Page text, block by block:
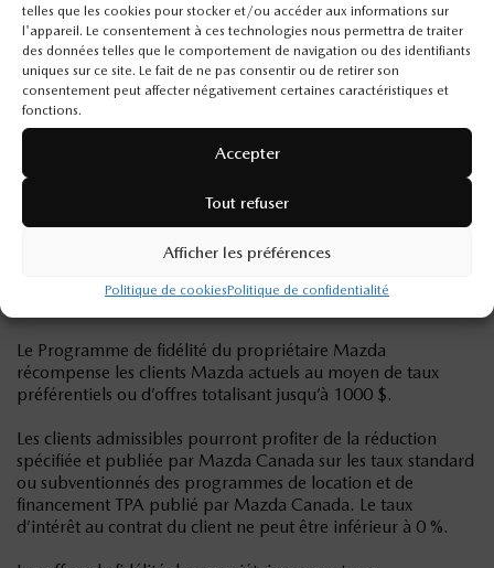
telles que les cookies pour stocker et/ou accéder aux informations sur
l'appareil. Le consentement à ces technologies nous permettra de traiter
des données telles que le comportement de navigation ou des identifiants
uniques sur ce site. Le fait de ne pas consentir ou de retirer son
consentement peut affecter négativement certaines caractéristiques et
fonctions.
Accepter
Tout refuser
Afficher les préférences
Politique de cookiesPolitique de confidentialité
adresse que le client Mazda actuel
ADMISSIBILITÉ DES VÉHICULES
Tout véhicule neuf ou d’occasion Mazda financé ou loué par
l’entremise des services financiers Mazda.
ÉLÉMENTS DU PROGRAMME
NOUVEAUX VÉHICULES
Le Programme de fidélité du propriétaire Mazda
récompense les clients Mazda actuels au moyen de taux
préférentiels ou d’offres totalisant jusqu’à 1000 $.
Les clients admissibles pourront profiter de la réduction
spécifiée et publiée par Mazda Canada sur les taux standard
ou subventionnés des programmes de location et de
financement TPA publié par Mazda Canada. Le taux
d’intérêt au contrat du client ne peut être inférieur à 0 %.